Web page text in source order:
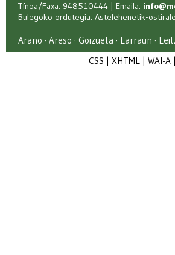
Tfnoa/Faxa: 948510444 | Emaila:
Bulegoko ordutegia: Astelehenetik-
Arano · Areso · Goizueta · Larraun ·
CSS
XHTML WAI-A